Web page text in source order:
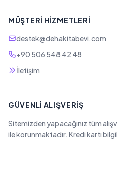
MÜŞTERI HIZMETLERI
destek@dehakitabevi.com
+90 506 548 42 48
İletişim
GÜVENLI ALIŞVERIŞ
Sitemizden yapacağınız tüm
ile korunmaktadır. Kredi kartı